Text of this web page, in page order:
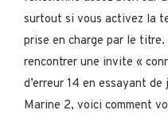
surtout si vous activez la
prise en charge par le
rencontrer une invite «
d’erreur 14 en essayant
Marine 2, voici comment